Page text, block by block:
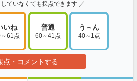
ていなくても採点できます ／
いね
61点
普通
60～41点
う～ん
40～1点
点・コメントする